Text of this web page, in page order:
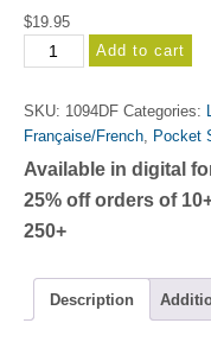
$19.95
Yellow
Memory
Jogger
-
Deuxième
édition
Add to cart
SKU: 1094DF Categories:
Française/French, Pocket
Available in digital
25% off orders of
250+
Description